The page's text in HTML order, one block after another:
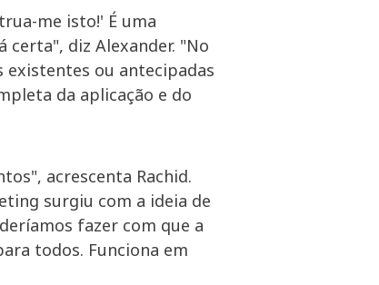
me isto!' É uma
certa", diz Alexander. "No
existentes ou antecipadas
da aplicação e do
acrescenta Rachid.
surgiu com a ideia de
fazer com que a
todos. Funciona em